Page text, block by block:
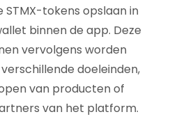
STMX-tokens opslaan in
binnen de app. Deze
vervolgens worden
doeleinden,
van producten of
van het platform.